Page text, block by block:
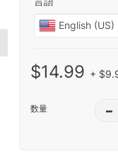
$14.99 +
数量 –